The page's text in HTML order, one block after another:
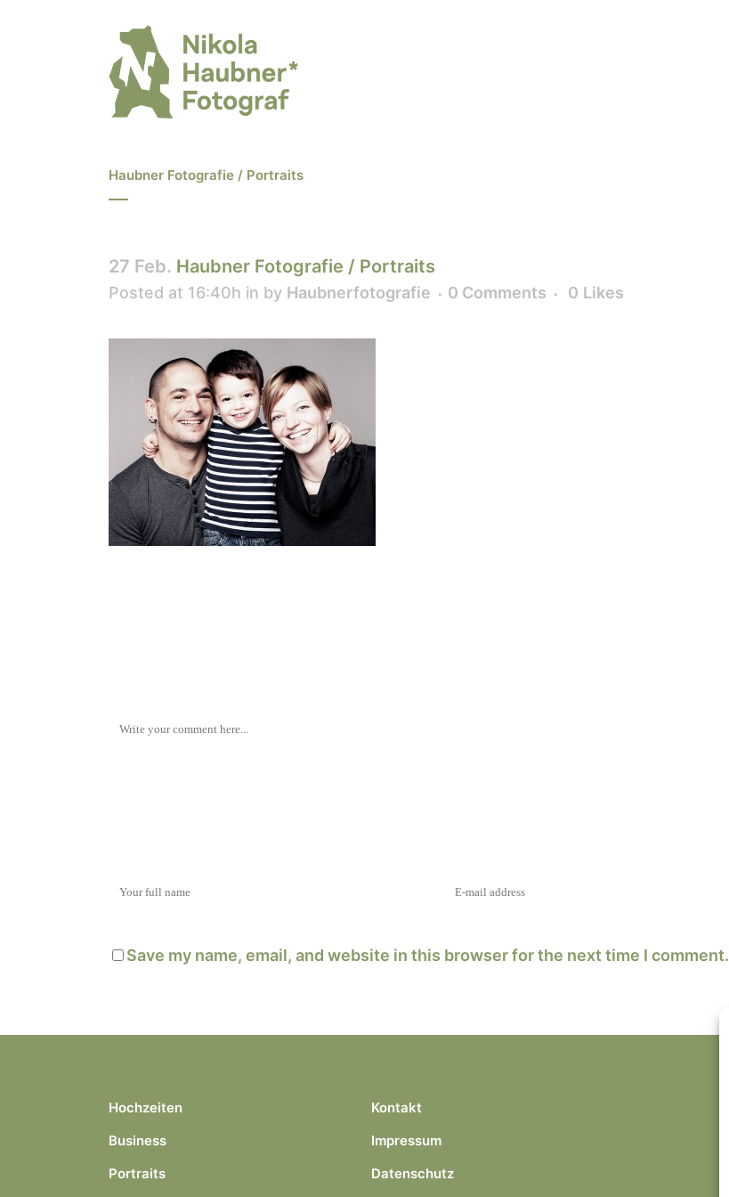
Haubner Fotografie / Portraits
27 Feb. Haubner Fotografie / Portraits
Posted at 16:40h in by Haubnerfotografie 0 Comments 0 Likes
Save my name, email, and website in this browser for the next time I comment.
Hochzeiten
Business
Portraits
Kontakt
Impressum
Datenschutz